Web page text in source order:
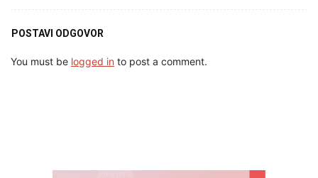
POSTAVI ODGOVOR
You must be logged in to post a comment.